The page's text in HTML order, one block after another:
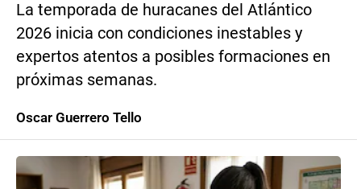
La temporada de huracanes del Atlántico
2026 inicia con condiciones inestables y
expertos atentos a posibles formaciones en
próximas semanas.
Oscar Guerrero Tello